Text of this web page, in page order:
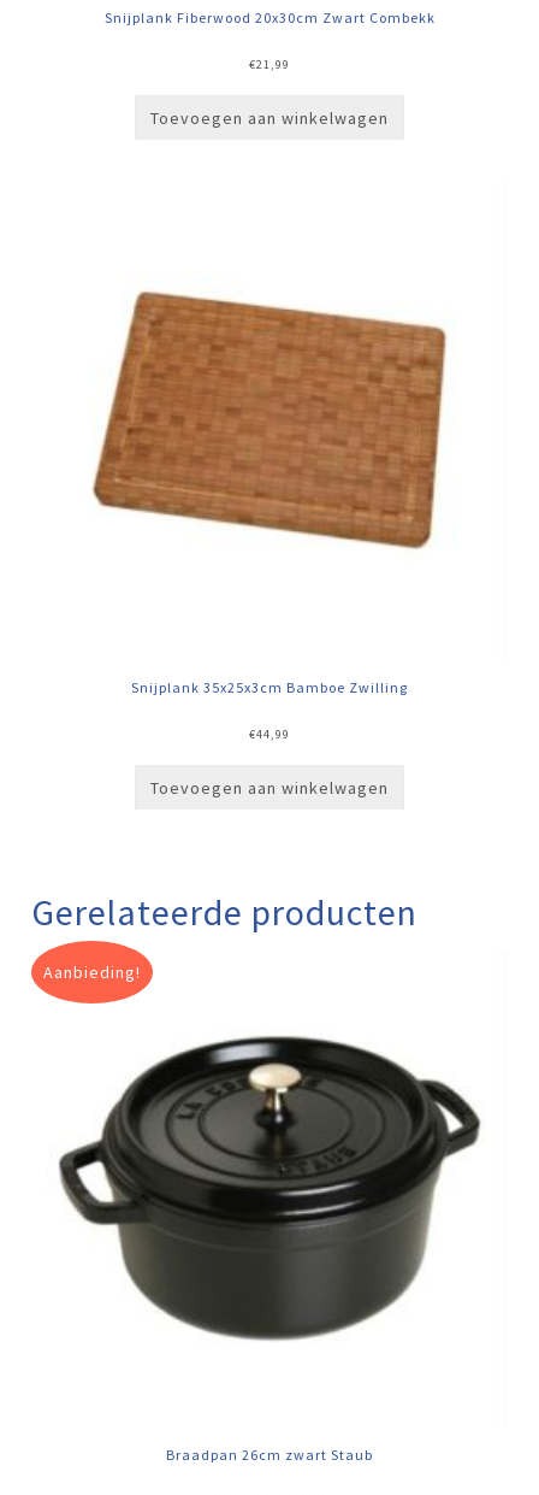
Snijplank Fiberwood 20x30cm Zwart Combekk
€21,99
Toevoegen aan winkelwagen
Snijplank 35x25x3cm Bamboe Zwilling
€44,99
Toevoegen aan winkelwagen
Gerelateerde producten
Aanbieding!
Braadpan 26cm zwart Staub